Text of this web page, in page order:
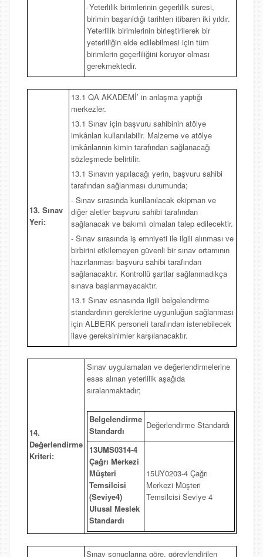
·Yeterlilik birimlerinin geçerlilik süresi,
birimin başarıldığı tarihten itibaren iki yıldır.
Yeterlilik birimlerinin birleştirilerek bir
yeterliliğin elde edilebilmesi için tüm
birimlerin geçerliliğini koruyor olması
gerekmektedir.
13. Sınav
Yeri:
13.1 QA AKADEMİ’ in anlaşma yaptığı
merkezler.
13.1 Sınav için başvuru sahibinin atölye
imkânları kullanılabilir. Malzeme ve atölye
imkânlarının kimin tarafından sağlanacağı
sözleşmede belirtilir.
13.1 Sınavın yapılacağı yerin, başvuru sahibi
tarafından sağlanması durumunda;
- Sınav sırasında kunllanılacak ekipman ve
diğer aletler başvuru sahibi tarafından
sağlanacak ve bakımlı olmaları talep edilecektir.
- Sınav sırasında iş emniyeti ile ilgili alınması ve
birbirini etkilemeyen güvenli bir sınav ortamının
hazırlanması başvuru sahibi tarafından
sağlanacaktır. Kontrollü şartlar sağlanmadıkça
sınava başlanmayacaktır.
13.1 Sınav esnasında ilgili belgelendirme
standardının gereklerine uygunluğun sağlanması
için ALBERK personeli tarafından istenebilecek
ilave gereksinimler karşılanacaktır.
14.
Değerlendirme
Kriteri:
Sınav uygulamaları ve değerlendirmelerine
esas alınan yeterlilik aşağıda
sıralanmaktadır;
Belgelendirme
Standardı
Değerlendirme Standardı
13UMS0314-4
Çağrı Merkezi
Müşteri
Temsilcisi
(Seviye4)
Ulusal Meslek
Standardı
15UY0203-4 Çağrı
Merkezi Müşteri
Temsilcisi Seviye 4
Sınav sonuçlarına göre, görevlendirilen